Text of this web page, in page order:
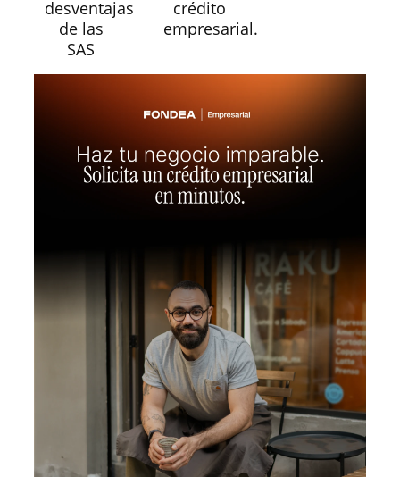
desventajas
de las
SAS
crédito
empresarial.